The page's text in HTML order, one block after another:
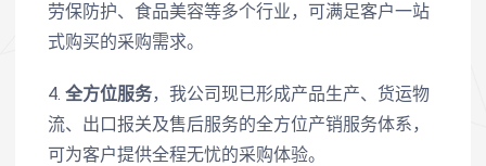
劳保防护、食品美容等多个行业，可满足客户一站
式购买的采购需求。
4. 全方位服务，我公司现已形成产品生产、货运物
流、出口报关及售后服务的全方位产销服务体系，
可为客户提供全程无忧的采购体验。